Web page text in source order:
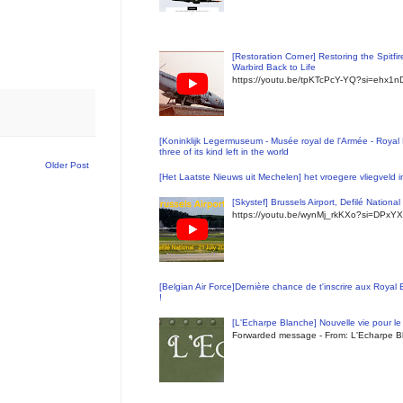
Older Post
[Restoration Corner] Restoring the
Warbird Back to Life
https://youtu.be/tpKTcPcY-
[Koninklijk Legermuseum - Musée royal de l'Armée -
three of its kind left in the world
[Het Laatste Nieuws uit Mechelen] het vroegere vliegveld
[Skystef] Brussels Airport, Defilé
https://youtu.be/
[Belgian Air Force]Dernière chance de t'inscrire aux Royal
!
[L'Echarpe Blanche] Nouvelle vie pour
Forwarded message - From: L'Echarpe